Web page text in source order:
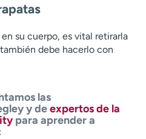
su cuerpo, es vital retirarla
debe hacerlo con
las
y deexpertos de la
para aprender a